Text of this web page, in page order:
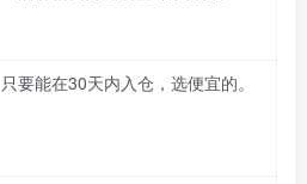
只要能在30天内入仓，选便宜的。